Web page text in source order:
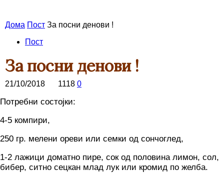
Дома Пост За посни денови !
Пост
За посни денови !
21/10/2018 1118 0
Потребни состојки:
4-5 компири,
250 гр. мелени ореви или семки од сончоглед,
1-2 лажици доматно пире, сок од половина лимон, сол,
бибер, ситно сецкан млад лук или кромид по желба.